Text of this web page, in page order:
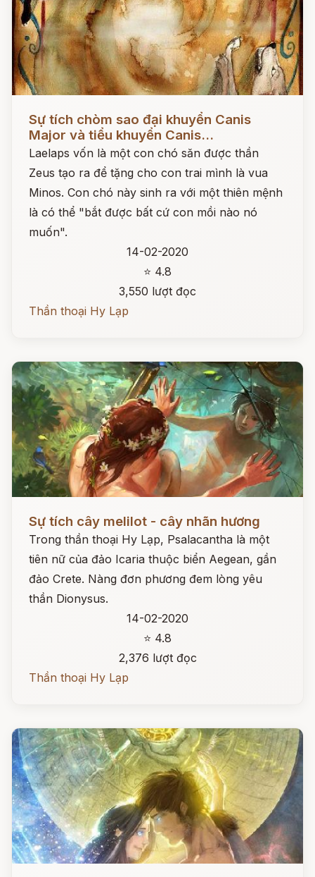
Sự tích chòm sao đại khuyển Canis
Major và tiểu khuyển Canis...
Laelaps vốn là một con chó săn được thần
Zeus tạo ra để tặng cho con trai mình là vua
Minos. Con chó này sinh ra với một thiên mệnh
là có thể "bắt được bất cứ con mồi nào nó
muốn".
14-02-2020
⭐ 4.8
3,550 lượt đọc
Thần thoại Hy Lạp
Sự tích cây melilot - cây nhãn hương
Trong thần thoại Hy Lạp, Psalacantha là một
tiên nữ của đảo Icaria thuộc biển Aegean, gần
đảo Crete. Nàng đơn phương đem lòng yêu
thần Dionysus.
14-02-2020
⭐ 4.8
2,376 lượt đọc
Thần thoại Hy Lạp